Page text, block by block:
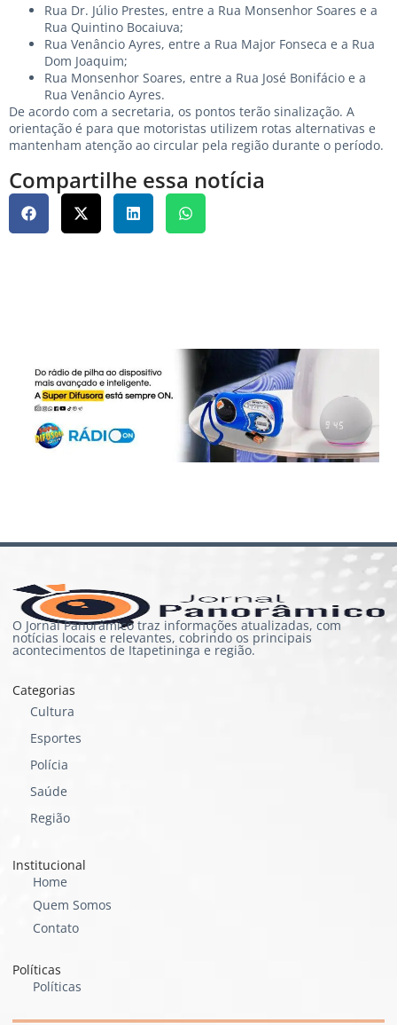
Rua Dr. Júlio Prestes, entre a Rua Monsenhor Soares e a
Rua Quintino Bocaiuva;
Rua Venâncio Ayres, entre a Rua Major Fonseca e a Rua
Dom Joaquim;
Rua Monsenhor Soares, entre a Rua José Bonifácio e a
Rua Venâncio Ayres.
De acordo com a secretaria, os pontos terão sinalização. A
orientação é para que motoristas utilizem rotas alternativas e
mantenham atenção ao circular pela região durante o período.
Compartilhe essa notícia
O Jornal Panorâmico traz informações atualizadas, com
notícias locais e relevantes, cobrindo os principais
acontecimentos de Itapetininga e região.
Categorias
Cultura
Esportes
Polícia
Saúde
Região
Institucional
Home
Quem Somos
Contato
Políticas
Políticas